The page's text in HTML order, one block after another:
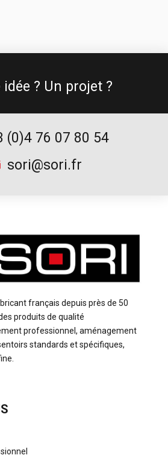
idée ? Un projet ?
(0)4 76 07 80 54
sori@sori.fr
français depuis près de 50
produits de qualité
professionnel, aménagement
standards et spécifiques,